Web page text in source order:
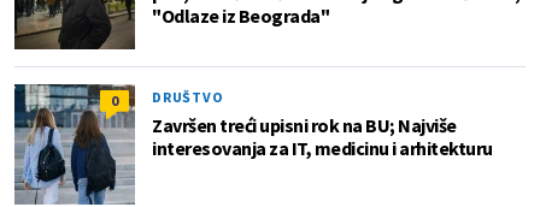
"Odlaze iz Beograda"
0 DRUŠTVO
Završen treći upisni rok na BU; Najviše
interesovanja za IT, medicinu i arhitekturu